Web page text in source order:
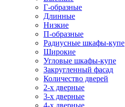
Г-образные
Длинные
Низкие
П-образные
Радиусные шкафы-купе
Широкие
Угловые шкафы-купе
Закругленный фасад
Количество дверей
2-х дверные
3-х дверные
4-х дверные